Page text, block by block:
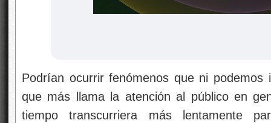
Podrían ocurrir fenómenos que ni podemos
que más llama la atención al público en
tiempo transcurriera más lentamente